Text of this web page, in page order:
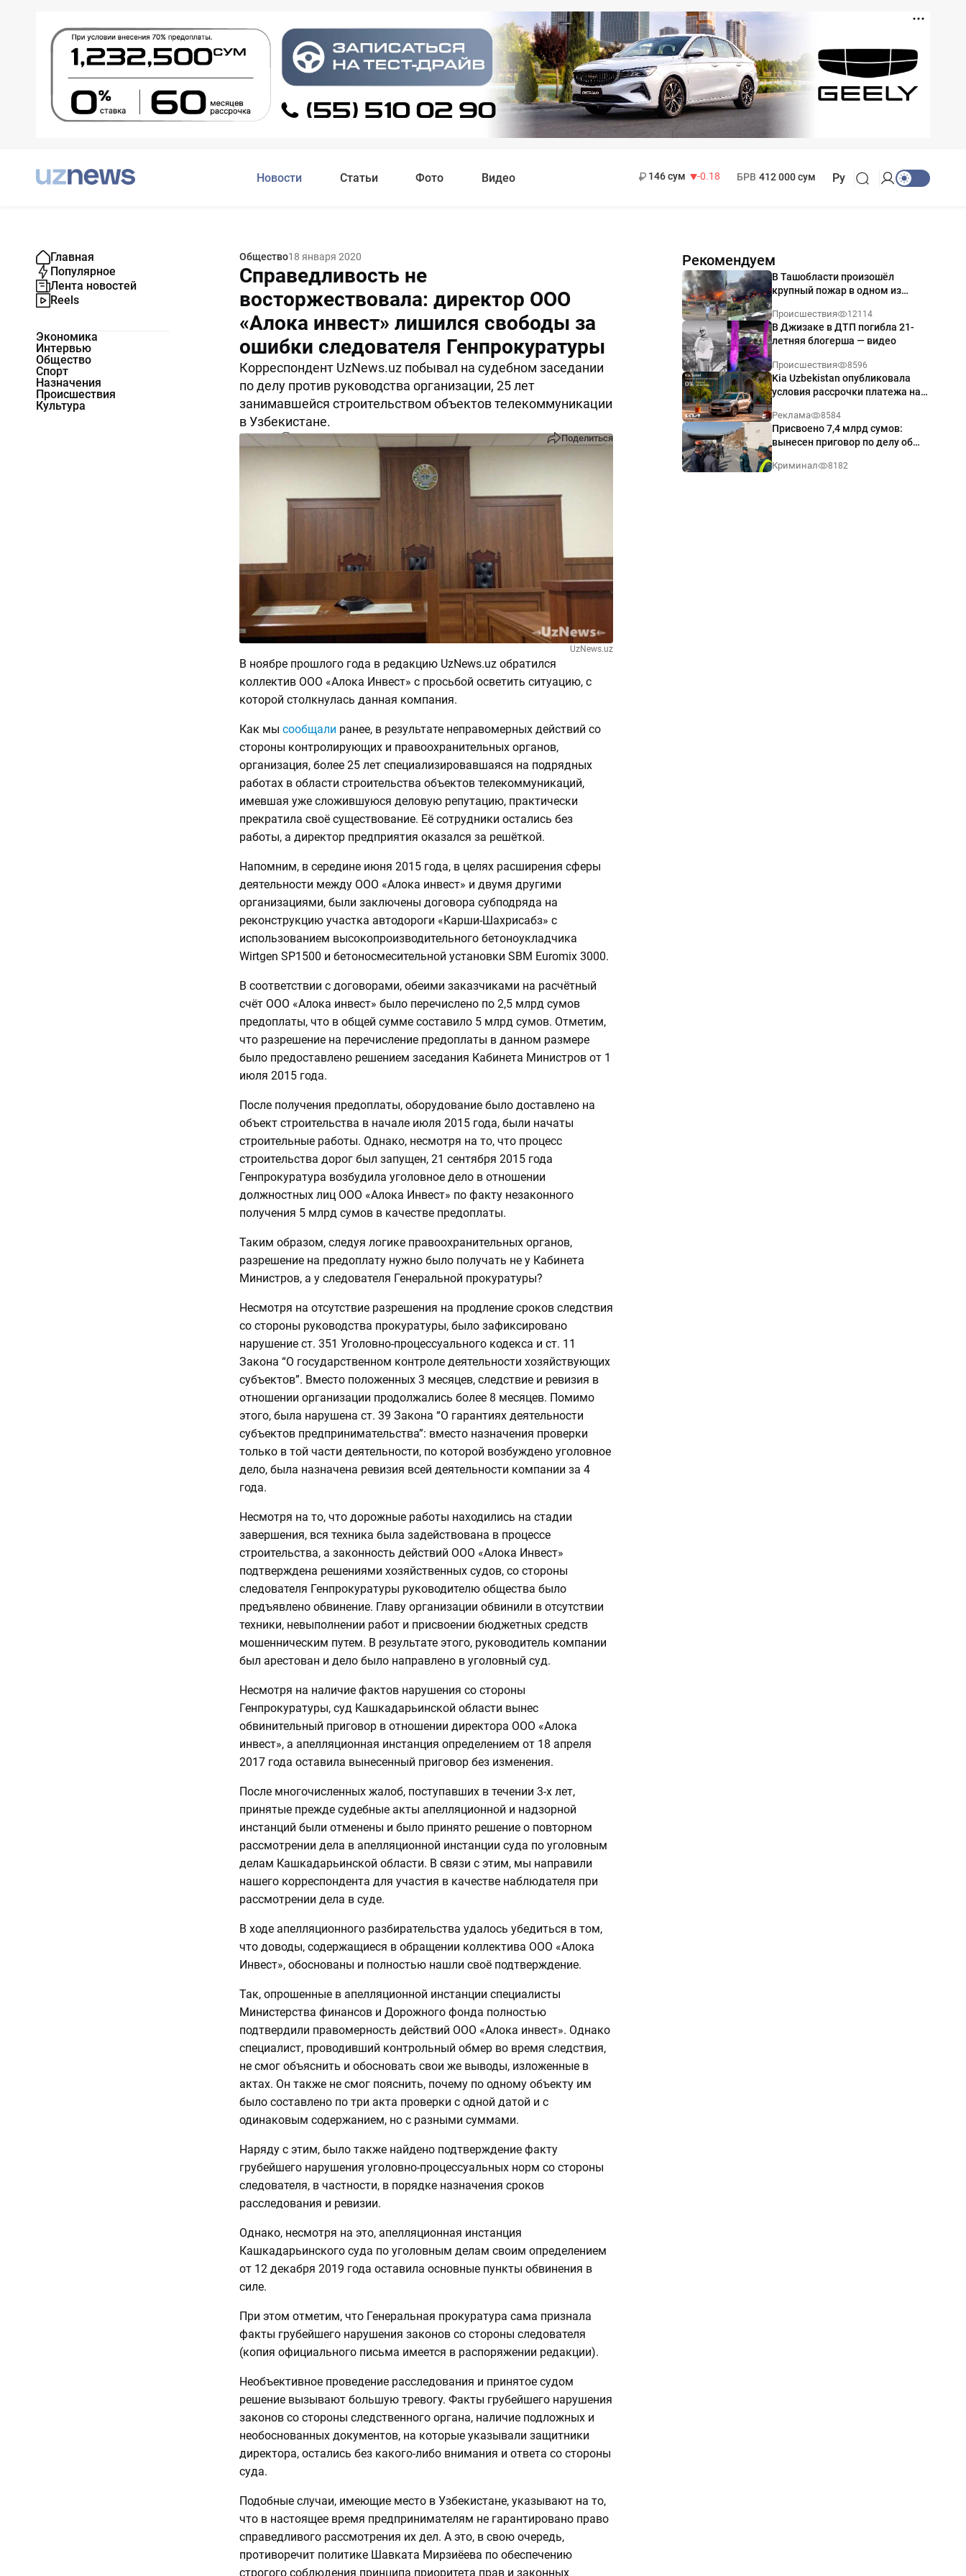
Новости Статьи Фото Видео
146 сум
-0.18
БРВ 412 000 сум Ру
Главная
Популярное
Лента новостей
Reels
Экономика
Интервью
Общество
Спорт
Назначения
Происшествия
Культура
Общество18 января 2020
Справедливость не
восторжествовала: директор ООО
«Алока инвест» лишился свободы за
ошибки следователя Генпрокуратуры
Корреспондент UzNews.uz побывал на судебном заседании
по делу против руководства организации, 25 лет
занимавшейся строительством объектов телекоммуникации
в Узбекистане.
Поделиться
UzNews.uz
В ноябре прошлого года в редакцию UzNews.uz обратился
коллектив ООО «Алока Инвест» с просьбой осветить ситуацию, с
которой столкнулась данная компания.
Как мы сообщали ранее, в результате неправомерных действий со
стороны контролирующих и правоохранительных органов,
организация, более 25 лет специализировавшаяся на подрядных
работах в области строительства объектов телекоммуникаций,
имевшая уже сложившуюся деловую репутацию, практически
прекратила своё существование. Её сотрудники остались без
работы, а директор предприятия оказался за решёткой.
Напомним, в середине июня 2015 года, в целях расширения сферы
деятельности между ООО «Алока инвест» и двумя другими
организациями, были заключены договора субподряда на
реконструкцию участка автодороги «Карши-Шахрисабз» с
использованием высокопроизводительного бетоноукладчика
Wirtgen SP1500 и бетоносмесительной установки SBM Euromix 3000.
В соответствии с договорами, обеими заказчиками на расчётный
счёт ООО «Алока инвест» было перечислено по 2,5 млрд сумов
предоплаты, что в общей сумме составило 5 млрд сумов. Отметим,
что разрешение на перечисление предоплаты в данном размере
было предоставлено решением заседания Кабинета Министров от 1
июля 2015 года.
После получения предоплаты, оборудование было доставлено на
объект строительства в начале июля 2015 года, были начаты
строительные работы. Однако, несмотря на то, что процесс
строительства дорог был запущен, 21 сентября 2015 года
Генпрокуратура возбудила уголовное дело в отношении
должностных лиц ООО «Алока Инвест» по факту незаконного
получения 5 млрд сумов в качестве предоплаты.
Таким образом, следуя логике правоохранительных органов,
разрешение на предоплату нужно было получать не у Кабинета
Министров, а у следователя Генеральной прокуратуры?
Несмотря на отсутствие разрешения на продление сроков следствия
со стороны руководства прокуратуры, было зафиксировано
нарушение ст. 351 Уголовно-процессуального кодекса и ст. 11
Закона “О государственном контроле деятельности хозяйствующих
субъектов”. Вместо положенных 3 месяцев, следствие и ревизия в
отношении организации продолжались более 8 месяцев. Помимо
этого, была нарушена ст. 39 Закона “О гарантиях деятельности
субъектов предпринимательства”: вместо назначения проверки
только в той части деятельности, по которой возбуждено уголовное
дело, была назначена ревизия всей деятельности компании за 4
года.
Несмотря на то, что дорожные работы находились на стадии
завершения, вся техника была задействована в процессе
строительства, а законность действий ООО «Алока Инвест»
подтверждена решениями хозяйственных судов, со стороны
следователя Генпрокуратуры руководителю общества было
предъявлено обвинение. Главу организации обвинили в отсутствии
техники, невыполнении работ и присвоении бюджетных средств
мошенническим путем. В результате этого, руководитель компании
был арестован и дело было направлено в уголовный суд.
Несмотря на наличие фактов нарушения со стороны
Генпрокуратуры, суд Кашкадарьинской области вынес
обвинительный приговор в отношении директора ООО «Алока
инвест», а апелляционная инстанция определением от 18 апреля
2017 года оставила вынесенный приговор без изменения.
После многочисленных жалоб, поступавших в течении 3-х лет,
принятые прежде судебные акты апелляционной и надзорной
инстанций были отменены и было принято решение о повторном
рассмотрении дела в апелляционной инстанции суда по уголовным
делам Кашкадарьинской области. В связи с этим, мы направили
нашего корреспондента для участия в качестве наблюдателя при
рассмотрении дела в суде.
В ходе апелляционного разбирательства удалось убедиться в том,
что доводы, содержащиеся в обращении коллектива ООО «Алока
Инвест», обоснованы и полностью нашли своё подтверждение.
Так, опрошенные в апелляционной инстанции специалисты
Министерства финансов и Дорожного фонда полностью
подтвердили правомерность действий ООО «Алока инвест». Однако
специалист, проводивший контрольный обмер во время следствия,
не смог объяснить и обосновать свои же выводы, изложенные в
актах. Он также не смог пояснить, почему по одному объекту им
было составлено по три акта проверки с одной датой и с
одинаковым содержанием, но с разными суммами.
Наряду с этим, было также найдено подтверждение факту
грубейшего нарушения уголовно-процессуальных норм со стороны
следователя, в частности, в порядке назначения сроков
расследования и ревизии.
Однако, несмотря на это, апелляционная инстанция
Кашкадарьинского суда по уголовным делам своим определением
от 12 декабря 2019 года оставила основные пункты обвинения в
силе.
При этом отметим, что Генеральная прокуратура сама признала
факты грубейшего нарушения законов со стороны следователя
(копия официального письма имеется в распоряжении редакции).
Необъективное проведение расследования и принятое судом
решение вызывают большую тревогу. Факты грубейшего нарушения
законов со стороны следственного органа, наличие подложных и
необоснованных документов, на которые указывали защитники
директора, остались без какого-либо внимания и ответа со стороны
суда.
Подобные случаи, имеющие место в Узбекистане, указывают на то,
что в настоящее время предпринимателям не гарантировано право
справедливого рассмотрения их дел. А это, в свою очередь,
противоречит политике Шавката Мирзиёева по обеспечению
строгого соблюдения принципа приоритета прав и законных
Рекомендуем
В Ташобласти произошёл
крупный пожар в одном из
Происшествия 12114
В Джизаке в ДТП погибла 21-
летняя блогерша — видео
Происшествия 8596
Kia Uzbekistan опубликовала
условия рассрочки платежа на
годовых
Реклама 8584
Присвоено 7,4 млрд сумов:
вынесен приговор по делу об
Ташкенте
Криминал 8182